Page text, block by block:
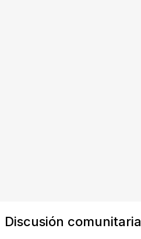
Discusión comunitaria